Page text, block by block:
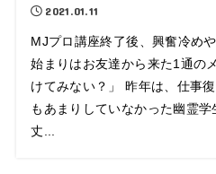
2021.01.11
MJプロ講座終了後、興奮冷め
始まりはお友達から来た1通の
けてみない？」 昨年は、仕事
もあまりしていなかった幽霊
丈...